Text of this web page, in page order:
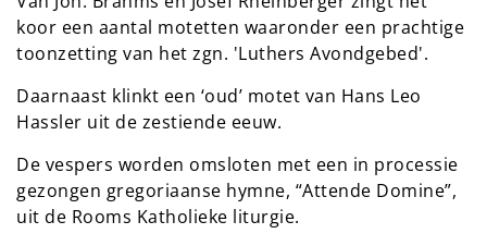
koor een aantal motetten waaronder een prachtige
toonzetting van het zgn. 'Luthers Avondgebed'.
Daarnaast klinkt een ‘oud’ motet van Hans Leo
Hassler uit de zestiende eeuw.
De vespers worden omsloten met een in processie
gezongen gregoriaanse hymne, “Attende Domine”,
uit de Rooms Katholieke liturgie.